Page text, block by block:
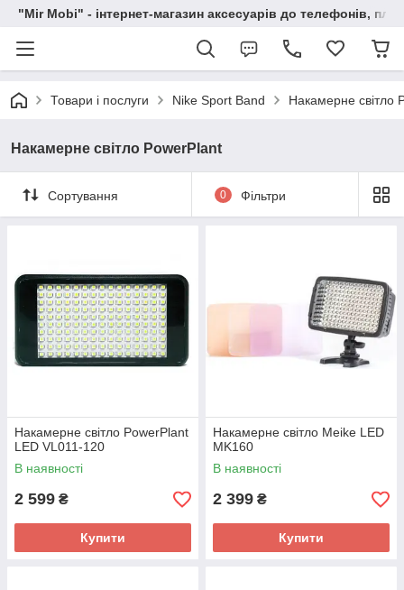
"Mir Mobi" - інтернет-магазин аксесуарів до телефонів,
Товари і послуги Nike Sport Band Накамерне світло
Накамерне світло PowerPlant
Сортування 0 Фільтри
Накамерне світло PowerPlant
LED VL011-120
В наявності
2 599 ₴
Купити
Накамерне світло Meike LED
MK160
В наявності
2 399 ₴
Купити